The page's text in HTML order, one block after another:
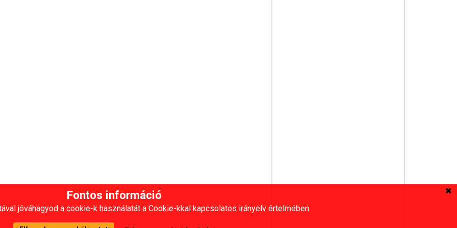
Fontos információ
jóváhagyod a cookie-k használatát a Cookie-kkal kapcsolatos irányelv értelmében